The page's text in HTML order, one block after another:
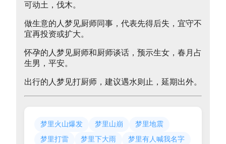
可动土，伐木。
做生意的人梦见厨师同事，代表先得后失，宜守不
宜再投资或扩大。
怀孕的人梦见厨师和厨师谈话，预示生女，春月占
生男，平安。
出行的人梦见打厨师，建议遇水则止，延期出外。
梦里火山爆发 梦里山崩
梦里地震
梦里打雷
梦里下大雨
梦里有人喊我名字